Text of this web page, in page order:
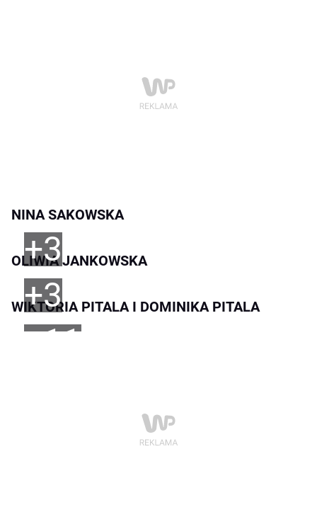
NINA SAKOWSKA
+3
OLIWIA JANKOWSKA
+3
WIKTORIA PITALA I DOMINIKA PITALA
+11